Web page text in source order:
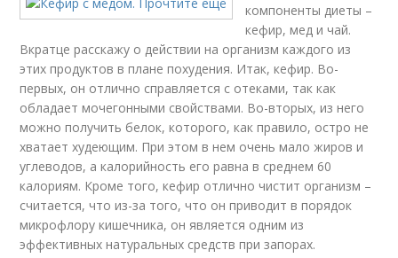
компоненты диеты –
кефир, мед и чай.
Вкратце расскажу о действии на организм каждого из
этих продуктов в плане похудения. Итак, кефир. Во-
первых, он отлично справляется с отеками, так как
обладает мочегонными свойствами. Во-вторых, из него
можно получить белок, которого, как правило, остро не
хватает худеющим. При этом в нем очень мало жиров и
углеводов, а калорийность его равна в среднем 60
калориям. Кроме того, кефир отлично чистит организм –
считается, что из-за того, что он приводит в порядок
микрофлору кишечника, он является одним из
эффективных натуральных средств при запорах.